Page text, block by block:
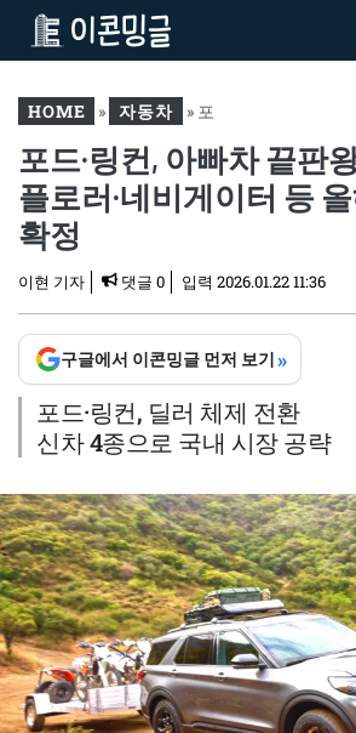
로 HOME » 자동차 » 포
드·링컨, 아빠차 끝판왕 온
다… 익스플로러·네비게이
터 등 올해 신차 4종 확정
포드·링컨, 아빠차 끝판
플로러·네비게이터 등
확정
이현 기자 댓글 0 입력 2026.01.22 11:36
구글에서 이콘밍글 먼저 보기»
포드·링컨, 딜러 체제 전환
신차 4종으로 국내 시장 공략